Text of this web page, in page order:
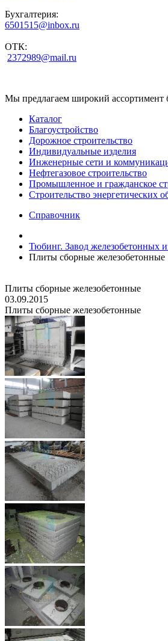
Бухгалтерия:
6501515@inbox.ru
ОТК:
2372989@mail.ru
Мы предлагаем широкий ассортимент
Каталог
Благоустройство
Дорожное строительство
Индивидуальные изделия
Инженерные сети и
Нефтегазовое строительство
Промышленное и гражданское
Строительство энергетических
Справочник
Тюбинг. Завод железобетонных
Плиты сборные железобетонные
Плиты сборные железобетонные
03.09.2015
Плиты сборные железобетонные